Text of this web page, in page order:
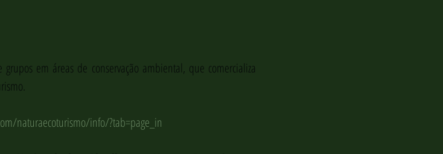
em áreas de conservação ambiental, que comercializa
naturaecoturismo/info/?tab=page_in